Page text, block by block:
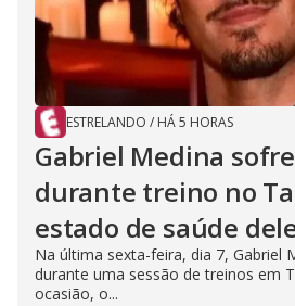
ESTRELANDO / HÁ 5 HORAS
Gabriel Medina
durante treino no
estado de saúde
Na última sexta-feira, dia 7, Gabriel
durante uma sessão de treinos em
ocasião, o...